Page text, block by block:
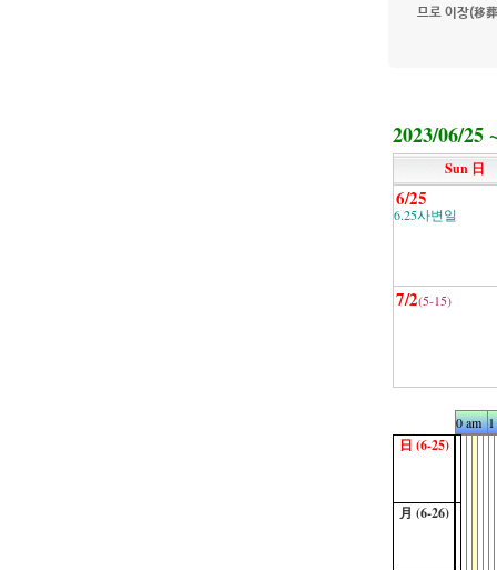
므로 이장(移
2023/06/25
Sun 日
6/25
6.25사변일
7/2(5-15)
0 am
日 (6-25)
月 (6-26)